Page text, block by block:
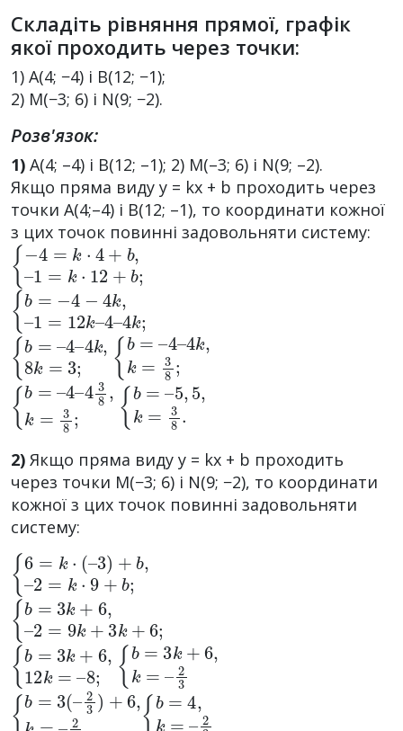
Складіть рівняння прямої, графік
якої проходить через точки:
1) A(4; −4) і B(12; −1);
2) M(−3; 6) і N(9; −2).
Розв'язок:
1) А(4; –4) і B(12; –1); 2) М(–3; 6) і N(9; –2).
Якщо пряма виду у = kх + b проходить через
точки А(4;–4) і B(12; –1), то координати кожної
з цих точок повинні задовольняти систему:
{−4= k·4+ b,–
1=k·12 +b
{b=−4−4 k, –
1=12 k–4 –4k;
{b=–4–
4k, 8k =3; {b=–4–
4k, k= 38;
{b=–4–
43 8,k=38; {b=–
5,5 ,k =38.
2) Якщо пряма виду y = kx + b проходить
через точки M(−3; 6) і N(9; −2), то координати
кожної з цих точок повинні задовольняти
систему:
{6= k· –3 )+b, –
2=k·9 +b ;
{b=3k+6,–
2=9k +3k+ 6;
{b=3k+6,12k =–
8; {b=3k+6,k=–
23
{b=3( –
23 +6,k=–2 3 {b=4, k=
23